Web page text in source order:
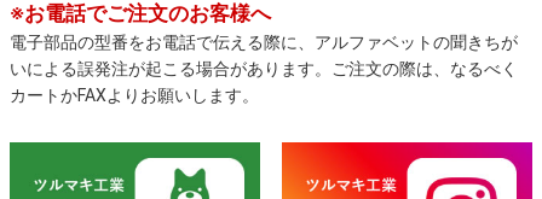
※お電話でご注文のお客様へ
電子部品の型番をお電話で伝える際に、アルファベットの聞きちが
いによる誤発注が起こる場合があります。ご注文の際は、なるべく
カートかFAXよりお願いします。